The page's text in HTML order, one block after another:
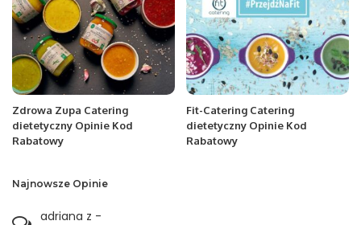
Zdrowa Zupa Catering
dietetyczny Opinie Kod
Rabatowy
Fit-Catering Catering
dietetyczny Opinie Kod
Rabatowy
Najnowsze Opinie
adriana z -